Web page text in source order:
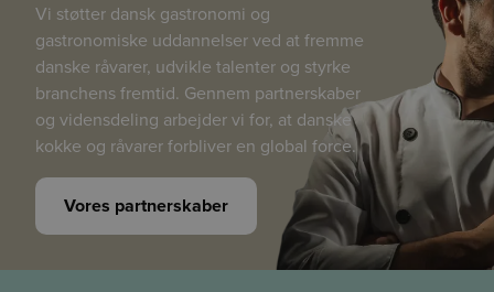
Vi støtter dansk gastronomi og
gastronomiske uddannelser ved at fremme
danske råvarer, udvikle talenter og styrke
branchens fremtid. Gennem partnerskaber
og vidensdeling arbejder vi for, at danske
kokke og råvarer forbliver en global force.
Vores partnerskaber